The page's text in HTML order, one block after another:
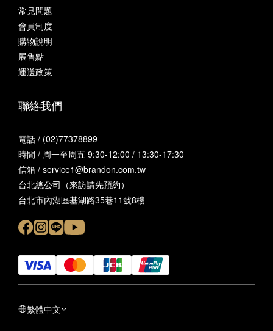
常見問題
會員制度
購物說明
展售點
運送政策
聯絡我們
電話 / (02)77378899
時間 / 周一至周五 9:30-12:00 / 13:30-17:30
信箱 / service1@brandon.com.tw
台北總公司（來訪請先預約）
台北市內湖區基湖路35巷11號8樓
繁體中文